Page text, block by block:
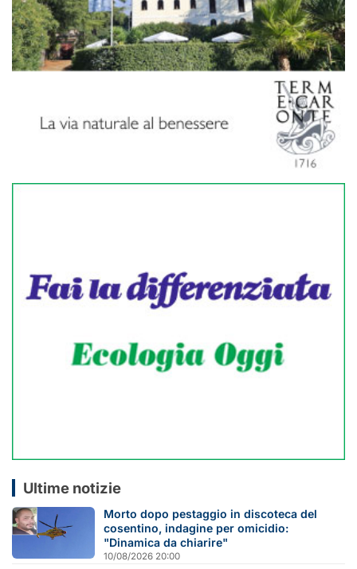
Ultime notizie
Morto dopo pestaggio in discoteca del
cosentino, indagine per omicidio:
"Dinamica da chiarire"
10/08/2026 20:00